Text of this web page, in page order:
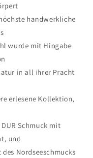
handwerkliche
wurde mit Hingabe
in all ihrer Pracht
erlesene Kollektion,
Schmuck mit
und
Nordseeschmucks